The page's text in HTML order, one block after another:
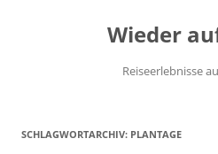
Wieder
Reiseerlebnisse
SCHLAGWORTARCHIV: PLANTAGE